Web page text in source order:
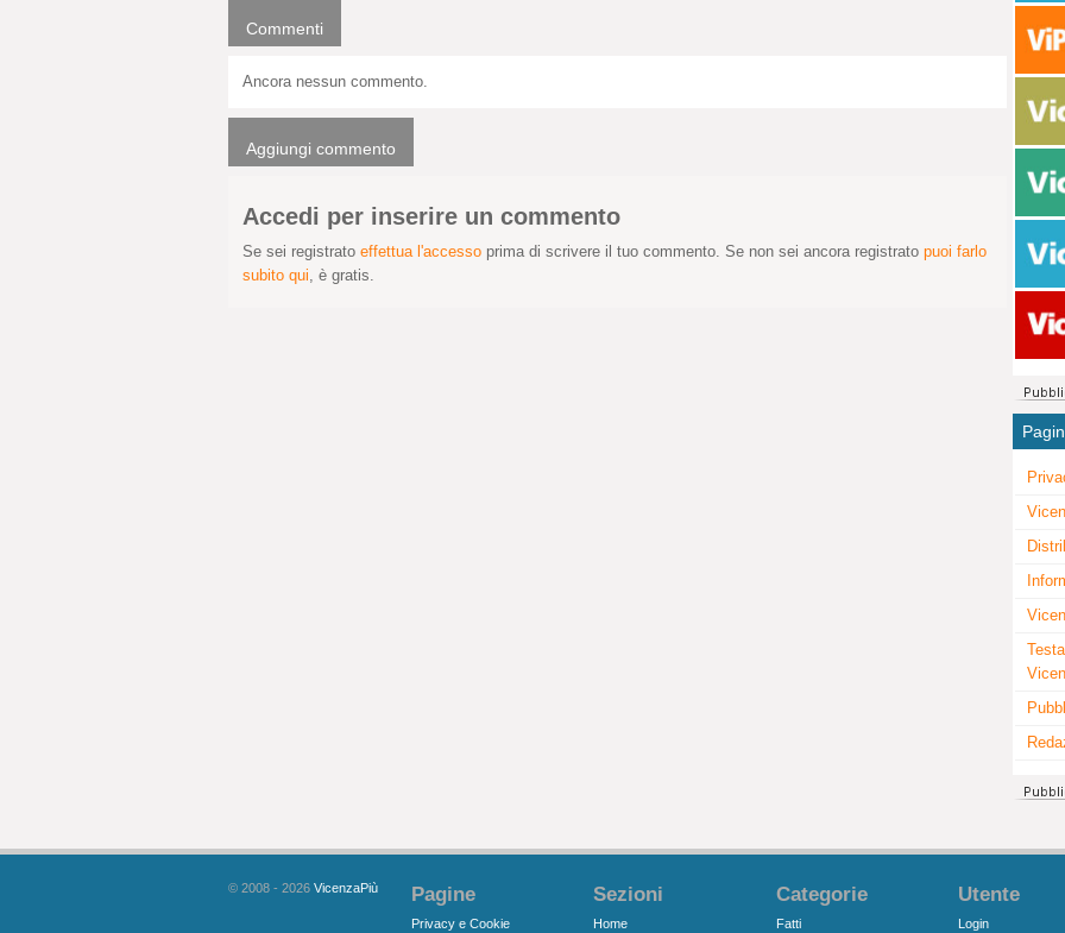
Commenti
Ancora nessun commento.
Aggiungi commento
Accedi per inserire un commento
Se sei registrato effettua l'accesso prima di scrivere il tuo commento. Se non sei ancora registrato puoi farlo
subito qui, è gratis.
fatto
© 2008 - 2026 VicenzaPiù Pagine
Privacy e Cookie
Sezioni
Home
Categorie
Fatti
Utente
Login